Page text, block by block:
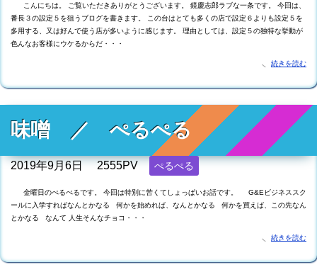
こんにちは。 ご覧いただきありがとうございます。 鏡慶志郎ラブな一条です。 今回は、
番長３の設定５を狙うブログを書きます。 この台はとても多くの店で設定６よりも設定５を
多用する、又は好んで使う店が多いように感じます。 理由としては、設定５の独特な挙動が
色んなお客様にウケるからだ・・・
続きを読む
味噌 ／ ぺるぺる
2019年9月6日 2555PV ぺるぺる
金曜日のぺるぺるです。 今回は特別に苦くてしょっぱいお話です。 G&Eビジネススク
ールに入学すればなんとかなる 何かを始めれば、なんとかなる 何かを買えば、この先なん
とかなる なんて 人生そんなチョコ・・・
続きを読む